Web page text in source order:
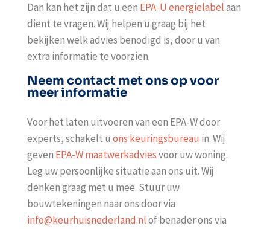
Dan kan het zijn dat u een EPA-U energielabelaan
dient te vragen. Wij helpen u graag bij het
bekijken welk advies benodigd is, door u van
extra informatie te voorzien.
Neem contact met ons op voor
meer informatie
Voor het laten uitvoeren van een EPA-W door
experts, schakelt u ons keuringsbureau in. Wij
geven EPA-W maatwerkadviesvoor uw woning.
Leg uw persoonlijke situatie aan ons uit. Wij
denken graag met u mee. Stuur uw
bouwtekeningen naar ons door via
info@keurhuisnederland.nlof benader ons via